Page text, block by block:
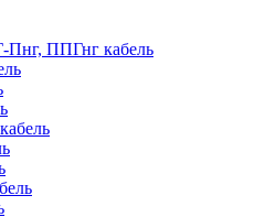
ППГнг кабель